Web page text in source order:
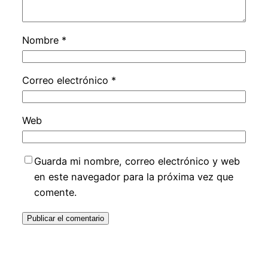
Nombre *
Correo electrónico *
Web
Guarda mi nombre, correo electrónico y web
en este navegador para la próxima vez que
comente.